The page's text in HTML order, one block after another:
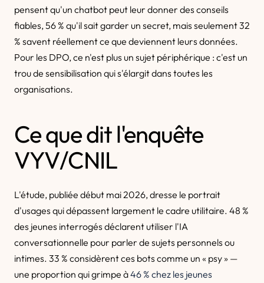
pensent qu'un chatbot peut leur donner des conseils
fiables, 56 % qu'il sait garder un secret, mais seulement 32
% savent réellement ce que deviennent leurs données.
Pour les DPO, ce n'est plus un sujet périphérique : c'est un
trou de sensibilisation qui s'élargit dans toutes les
organisations.
Ce que dit l'enquête
VYV/CNIL
L'étude, publiée début mai 2026, dresse le portrait
d'usages qui dépassent largement le cadre utilitaire. 48 %
des jeunes interrogés déclarent utiliser l'IA
conversationnelle pour parler de sujets personnels ou
intimes. 33 % considèrent ces bots comme un « psy » —
une proportion qui grimpe à46 % chez les jeunes